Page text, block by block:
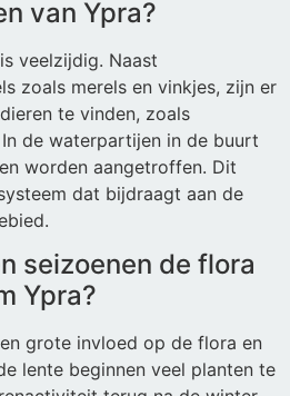
van Ypra?
veelzijdig. Naast
zoals merels en vinkjes, zijn er
te vinden, zoals
de waterpartijen in de buurt
worden aangetroffen. Dit
dat bijdraagt aan de
seizoenen de flora
Ypra?
grote invloed op de flora en
lente beginnen veel planten te